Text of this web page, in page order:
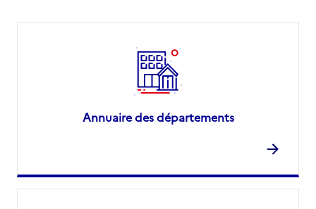
Annuaire des départements